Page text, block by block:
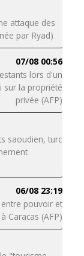
attaque des
par Ryad)
07/08 00:56
lors d'un
sur la propriété
privée (AFP)
saoudien, turc
06/08 23:19
pouvoir et
Caracas (AFP)